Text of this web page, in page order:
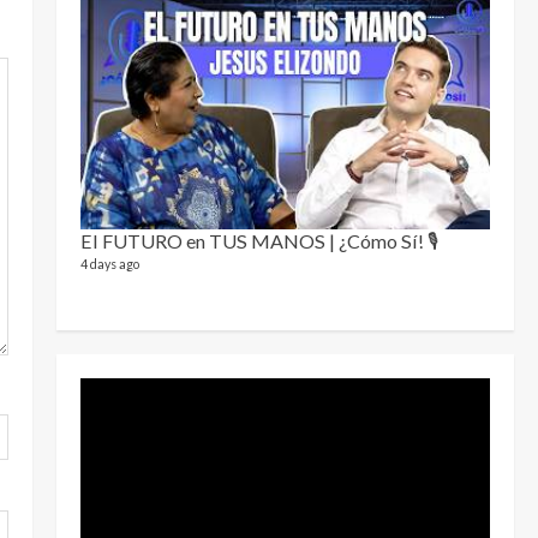
El FUTURO en TUS MANOS | ¿Cómo Sí! 🎙️
4 days ago
1 year